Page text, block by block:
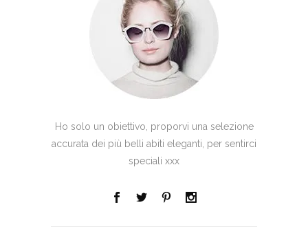
Ho solo un obiettivo, proporvi una selezione
accurata dei più belli abiti eleganti, per sentirci
speciali xxx